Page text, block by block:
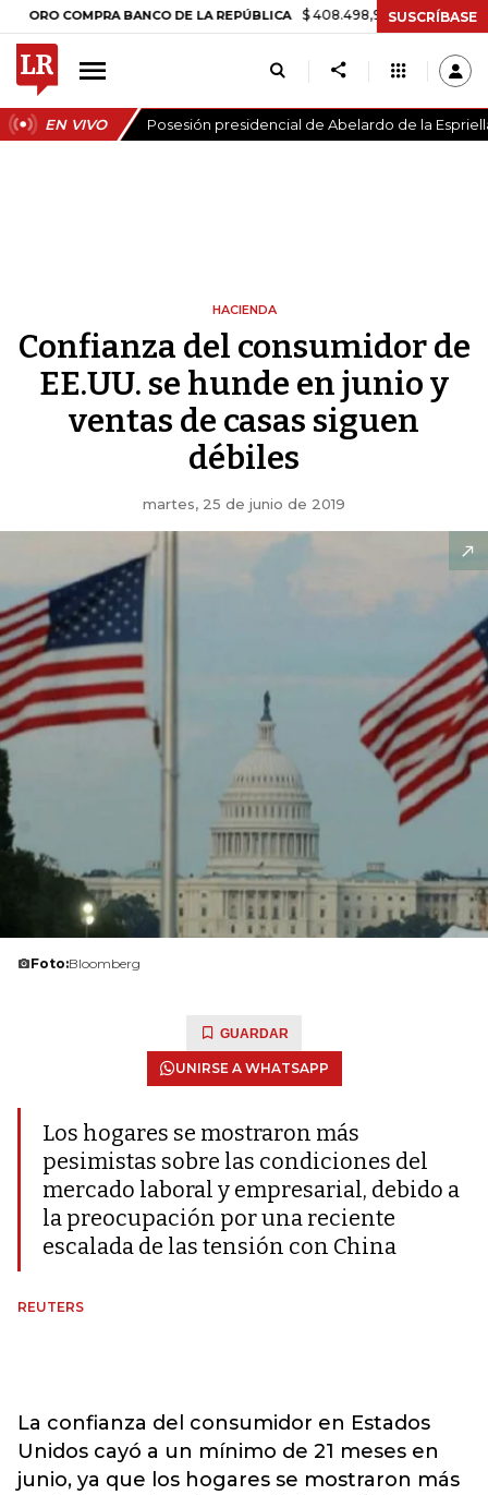
BANCO DE LA REPÚBLICA $ 408.498,97 +$ 8.753,81 +2,19%
SUSCRÍBASE
EN VIVO Posesión presidencial de Abelardo de la
HACIENDA
Confianza del consumidor de
EE.UU. se hunde en junio y
ventas de casas siguen
débiles
martes, 25 de junio de 2019
Foto:Bloomberg
GUARDAR
UNIRSE A WHATSAPP
Los hogares se mostraron más
pesimistas sobre las condiciones del
mercado laboral y empresarial, debido a
la preocupación por una reciente
escalada de las tensión con China
REUTERS
La confianza del consumidor en Estados
Unidos cayó a un mínimo de 21 meses en
junio, ya que los hogares se mostraron más